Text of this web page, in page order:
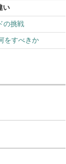
い
の挑戦
をすべきか